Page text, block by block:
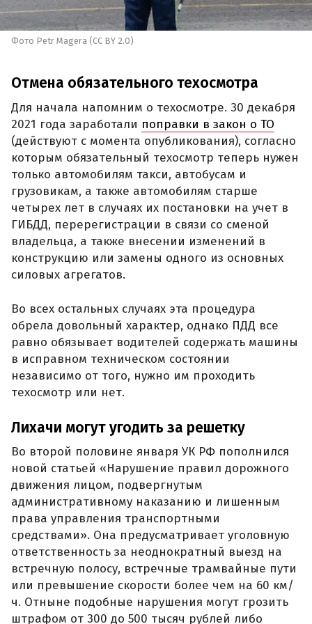
Фото Petr Magera (CC BY 2.0)
Отмена обязательного техосмотра
Для начала напомним о техосмотре. 30 декабря
2021 года заработали поправки в закон о ТО
(действуют с момента опубликования), согласно
которым обязательный техосмотр теперь нужен
только автомобилям такси, автобусам и
грузовикам, а также автомобилям старше
четырех лет в случаях их постановки на учет в
ГИБДД, перерегистрации в связи со сменой
владельца, а также внесении изменений в
конструкцию или замены одного из основных
силовых агрегатов.
Во всех остальных случаях эта процедура
обрела довольный характер, однако ПДД все
равно обязывает водителей содержать машины
в исправном техническом состоянии
независимо от того, нужно им проходить
техосмотр или нет.
Лихачи могут угодить за решетку
Во второй половине января УК РФ пополнился
новой статьей «Нарушение правил дорожного
движения лицом, подвергнутым
административному наказанию и лишенным
права управления транспортными
средствами». Она предусматривает уголовную
ответственность за неоднократный выезд на
встречную полосу, встречные трамвайные пути
или превышение скорости более чем на 60 км/
ч. Отныне подобные нарушения могут грозить
штрафом от 300 до 500 тысяч рублей либо